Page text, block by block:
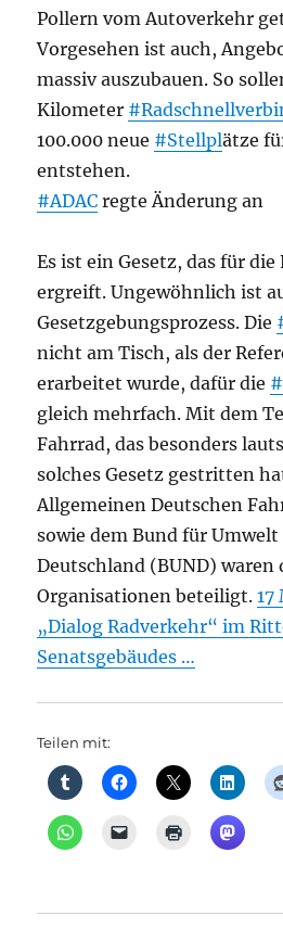
Pollern vom Autoverkehr
Vorgesehen ist auch,
massiv auszubauen. So
Kilometer
100.000 neue #Stellplätze
entstehen.
#ADAC regte Änderung an
Es ist ein Gesetz, das für
ergreift. Ungewöhnlich ist
Gesetzgebungsprozess. Die
nicht am Tisch, als der
erarbeitet wurde, dafür die
gleich mehrfach. Mit dem
Fahrrad, das besonders
solches Gesetz gestritten
Allgemeinen Deutschen
sowie dem Bund für
Deutschland (BUND) waren
Organisationen beteiligt.17
„Dialog Radverkehr“ im
Senatsgebäudes …
Teilen mit: